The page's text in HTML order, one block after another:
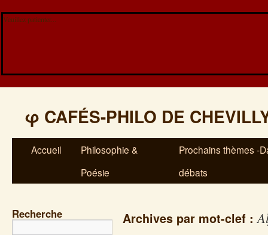
Veuillez patienter...
φ CAFÉS-PHILO DE
Accueil
Philosophie &
Poésie
Prochains thèmes -
débats
Recherche Archives par mot-clef :